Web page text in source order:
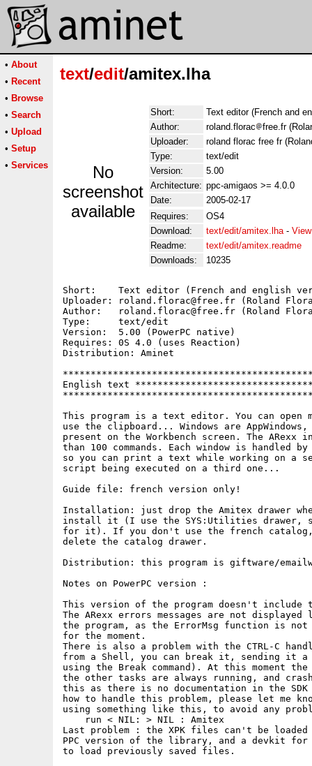
• About
• Recent
• Browse
• Search
• Upload
• Setup
• Services
text/edit/amitex.lha
No
screenshot
available
Short:
Text editor (French and
Author:
roland.florac
free.fr
Uploader:
roland florac free fr
Type:
text/edit
Version:
5.00
Architecture: ppc-amigaos >= 4.0.0
Date:
2005-02-17
Requires:
OS4
Download:
text/edit/amitex.lha-
Readme:
text/edit/amitex.readme
Downloads:
10235
Short:	  Text editor (French and english versions)
Uploader: roland.florac@free.fr (Roland
Author:   roland.florac@free.fr (Roland
Type:	  text/edit
Version:  5.00 (PowerPC native)
Requires: 0S 4.0 (uses Reaction)
Distribution: Aminet
English text
This program is a text editor. You can open
use the clipboard... Windows are
present on the Workbench screen. The ARexx
than 100 commands. Each window is handled
so you can print a text while working on a
script being executed on a third one...
Guide file: french version only!
Installation: just drop the Amitex drawer
install it (I use the SYS:Utilities drawer,
for it). If you don't use the french catalog,
delete the catalog drawer.
Distribution: this program is giftware/
Notes on PowerPC version :
This version of the program doesn't include
The ARexx errors messages are not
the program, as the ErrorMsg function is
for the moment.
There is also a problem with the CTRL-C
from a Shell, you can break it, sending it a
using the Break command). At this moment
the other tasks are always running, and
this as there is no documentation in the
how to handle this problem, please let me
using something like this, to avoid any
    run < NIL: > NIL : Amitex
Last problem : the XPK files can't be
PPC version of the library, and a devkit for
to load previously saved files.